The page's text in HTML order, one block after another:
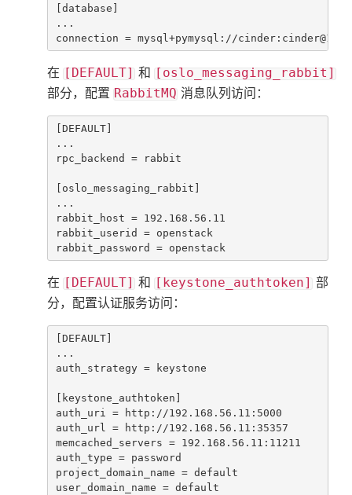
[database]
...
connection = mysql+pymysql://
在 [DEFAULT] 和 [oslo_messaging_rabbit]
部分，配置 RabbitMQ 消息队列访问：
[DEFAULT]
...
rpc_backend = rabbit
[oslo_messaging_rabbit]
...
rabbit_host = 192.168.56.11
rabbit_userid = openstack
rabbit_password = openstack
在 [DEFAULT] 和 [keystone_authtoken] 部
分，配置认证服务访问：
[DEFAULT]
...
auth_strategy = keystone
[keystone_authtoken]
auth_uri = http://192.168.56.11:5000
auth_url = http://192.168.56.11:35357
memcached_servers = 192.168.56.11:11211
auth_type = password
project_domain_name = default
user_domain_name = default